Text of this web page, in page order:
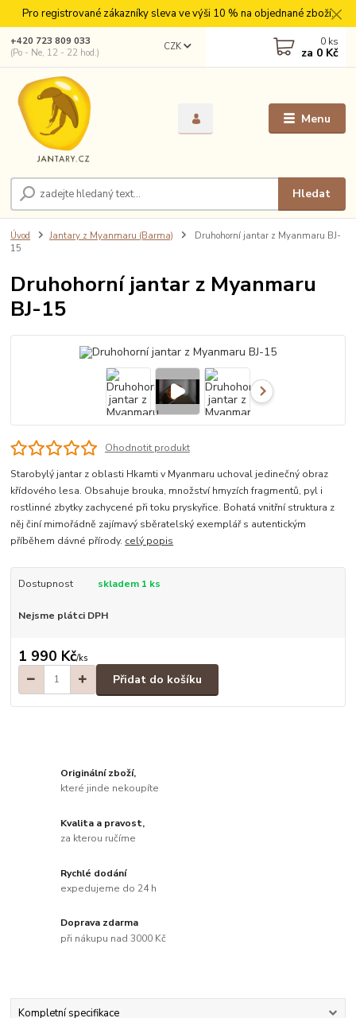
Pro registrované zákazníky sleva ve výši 10 % na objednané zboží.
Menu
CZK
Hledat
+420 723 809 033
(Po - Ne, 12 - 22 hod.)
0 ks
za 0 Kč
Úvod Jantary z Myanmaru (Barma)
Druhohorní jantar z Myanmaru BJ-
15
Druhohorní jantar z Myanmaru
BJ-15
Ohodnotit produkt
Starobylý jantar z oblasti Hkamti v Myanmaru uchoval jedinečný obraz
křídového lesa. Obsahuje brouka, množství hmyzích fragmentů, pyl i
rostlinné zbytky zachycené při toku pryskyřice. Bohatá vnitřní struktura z
něj činí mimořádně zajímavý sběratelský exemplář s autentickým
příběhem dávné přírody. celý popis
Dostupnost skladem 1 ks
Nejsme plátci DPH
1 990 Kč/ks
Přidat do košíku
Originální zboží,
které jinde nekoupíte
Kvalita a pravost,
za kterou ručíme
Rychlé dodání
expedujeme do 24 h
Doprava zdarma
při nákupu nad 3000 Kč
Kompletní specifikace